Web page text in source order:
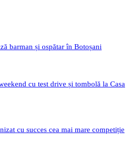
barman și ospătar în Botoșani
cu test drive și tombolă la Casa
cu succes cea mai mare competiție